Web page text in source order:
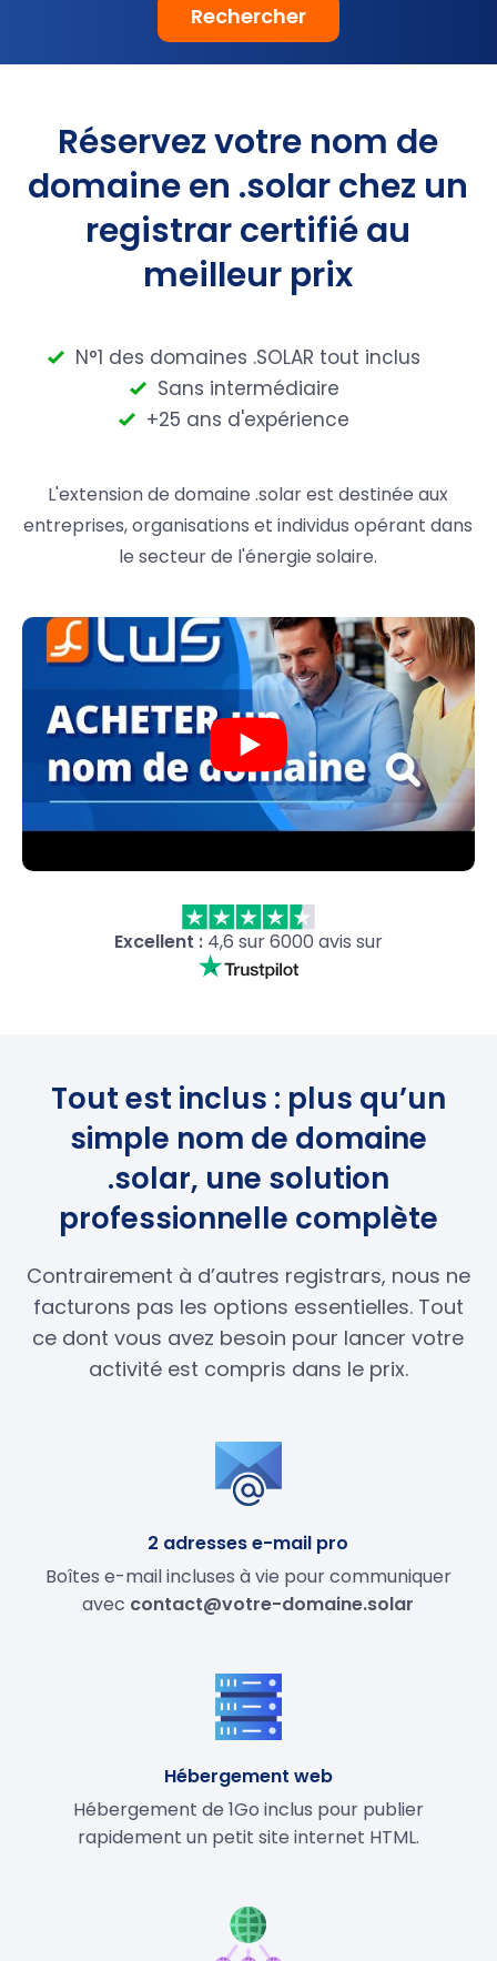
Rechercher
Réservez votre nom de
domaine en .solar chez un
registrar certifié au
meilleur prix
N°1 des domaines .SOLAR tout inclus
Sans intermédiaire
+25 ans d'expérience
L'extension de domaine .solar est destinée aux
entreprises, organisations et individus opérant dans
le secteur de l'énergie solaire.
Excellent :4,6 sur 6000 avis sur
Tout est inclus : plus qu’un
simple nom de domaine
.solar, une solution
professionnelle complète
Contrairement à d’autres registrars, nous ne
facturons pas les options essentielles. Tout
ce dont vous avez besoin pour lancer votre
activité est compris dans le prix.
2 adresses e-mail pro
Boîtes e-mail incluses à vie pour communiquer
avec contact@votre-domaine.solar
Hébergement web
Hébergement de 1Go inclus pour publier
rapidement un petit site internet HTML.